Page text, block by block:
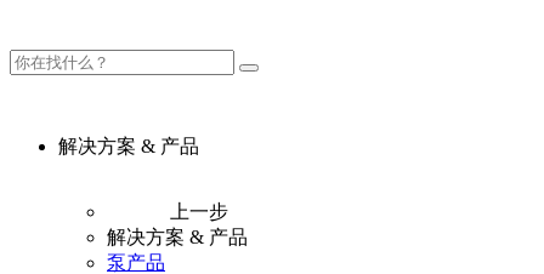
解决方案 & 产品
上一步
解决方案 & 产品
泵产品